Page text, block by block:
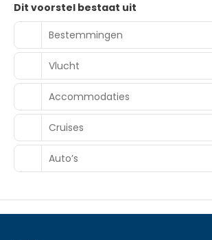
Dit voorstel bestaat uit
Bestemmingen
Vlucht
Accommodaties
Cruises
Auto’s